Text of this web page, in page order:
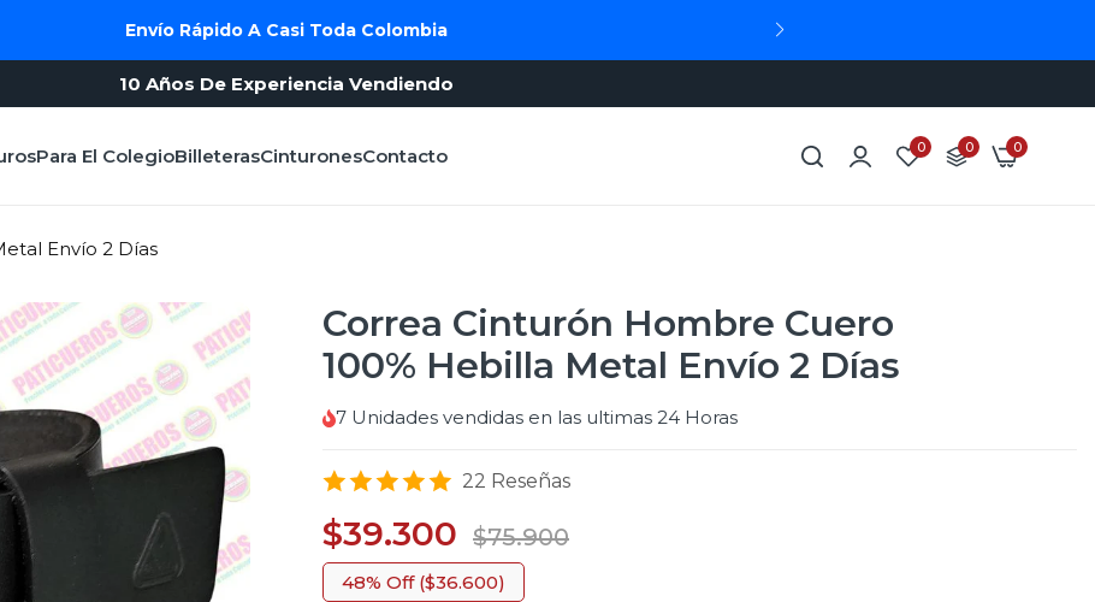
Envío Rápido A Casi Toda Colombia
10 Años De Experiencia Vendiendo
Para El ColegioBilleterasCinturonesContacto 0 0 0
Envío 2 Días
Correa Cinturón Hombre Cuero
100% Hebilla Metal Envío 2 Días
7 Unidades vendidas en las ultimas24 Horas
22 Reseñas
$39.300 $75.900
48% Off ($36.600)